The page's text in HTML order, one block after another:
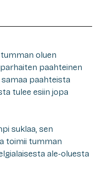
oluen
paahteinen
paahteista
tulee esiin jopa
suklaa, sen
toimii tumman
ale-oluesta